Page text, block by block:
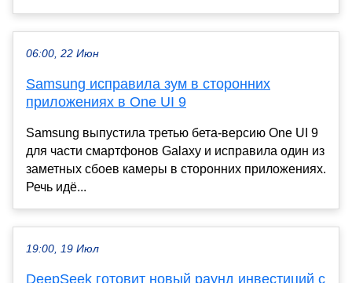
06:00, 22 Июн
Samsung исправила зум в сторонних
приложениях в One UI 9
Samsung выпустила третью бета-версию One UI 9
для части смартфонов Galaxy и исправила один из
заметных сбоев камеры в сторонних приложениях.
Речь идё...
19:00, 19 Июл
DeepSeek готовит новый раунд инвестиций с